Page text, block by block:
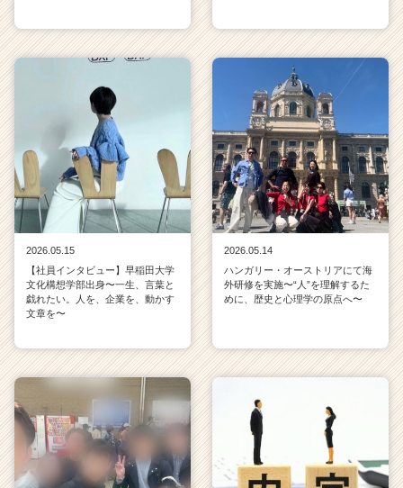
2026.05.15
【社員インタビュー】早稲田大学
文化構想学部出身〜一生、言葉と
戯れたい。人を、企業を、動かす
文章を〜
2026.05.14
ハンガリー・オーストリアにて海
外研修を実施〜“人”を理解するた
めに、歴史と心理学の原点へ〜